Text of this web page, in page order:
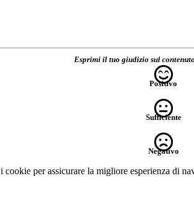
Esprimi il tuo giudizio sul
Positivo
Sufficiente
Negativo
per assicurare la migliore esperienza di